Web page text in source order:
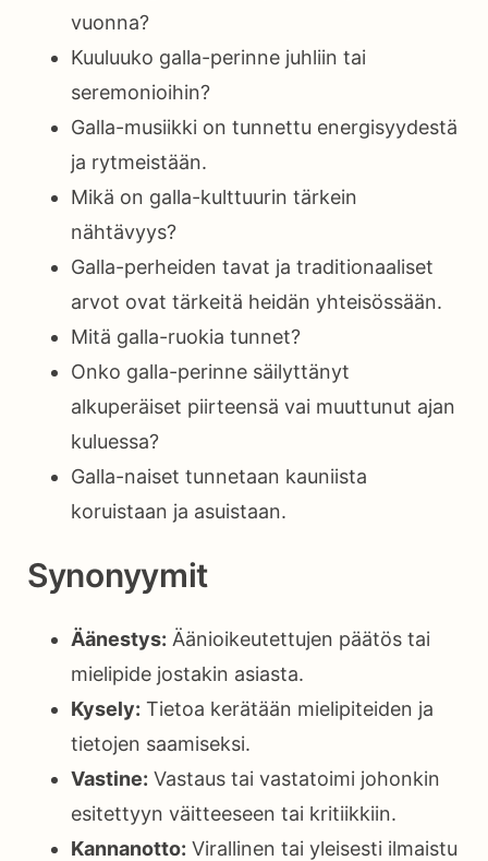
vuonna?
Kuuluuko galla-perinne juhliin tai
seremonioihin?
Galla-musiikki on tunnettu energisyydestä
ja rytmeistään.
Mikä on galla-kulttuurin tärkein
nähtävyys?
Galla-perheiden tavat ja traditionaaliset
arvot ovat tärkeitä heidän yhteisössään.
Mitä galla-ruokia tunnet?
Onko galla-perinne säilyttänyt
alkuperäiset piirteensä vai muuttunut ajan
kuluessa?
Galla-naiset tunnetaan kauniista
koruistaan ja asuistaan.
Synonyymit
Äänestys: Äänioikeutettujen päätös tai
mielipide jostakin asiasta.
Kysely: Tietoa kerätään mielipiteiden ja
tietojen saamiseksi.
Vastine: Vastaus tai vastatoimi johonkin
esitettyyn väitteeseen tai kritiikkiin.
Kannanotto: Virallinen tai yleisesti ilmaistu